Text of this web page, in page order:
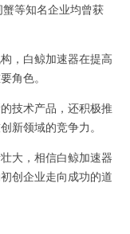
等知名企业均曾获
，白鲸加速器在提高
角色。
技术产品，还积极推
新领域的竞争力。
大，相信白鲸加速器
创企业走向成功的道